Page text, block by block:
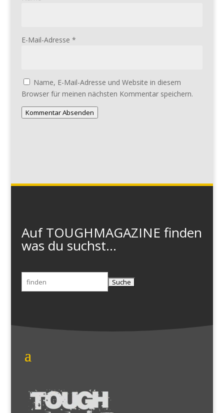
E-Mail-Adresse *
Name, E-Mail-Adresse und Website in diesem
Browser für meinen nächsten Kommentar speichern.
Kommentar Absenden
Auf TOUGHMAGAZINE finden
was du suchst...
Suchen
nach: